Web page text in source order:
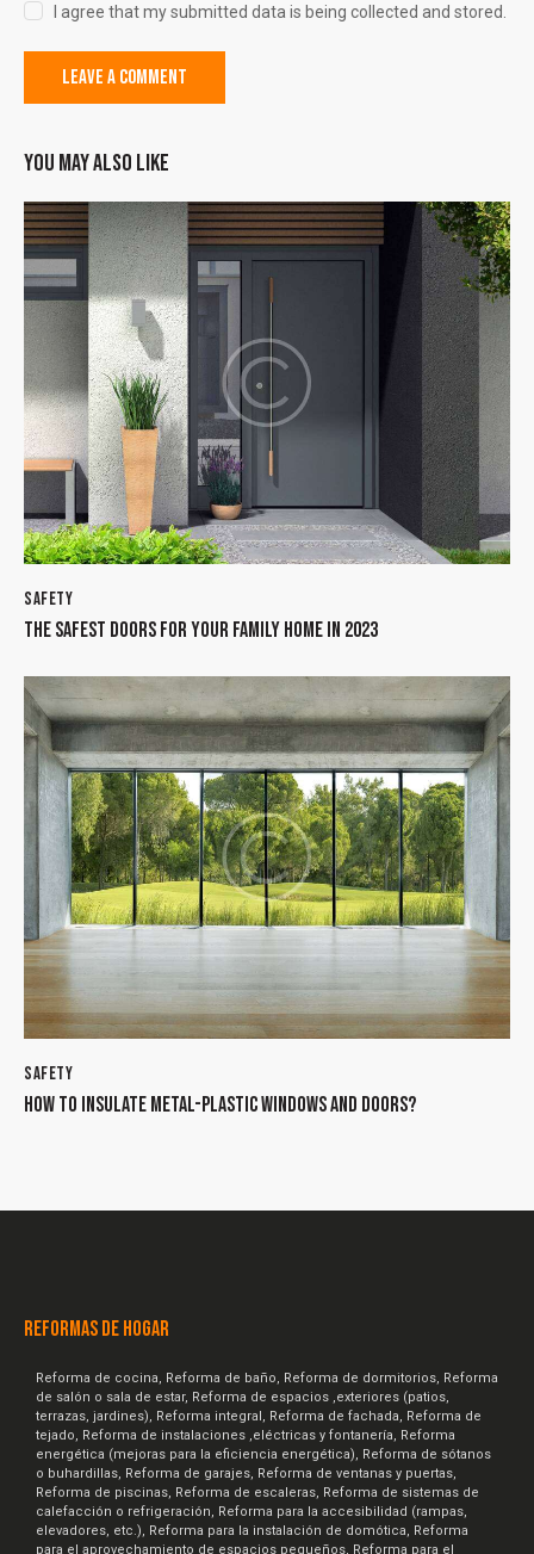
I agree that my submitted data is being collected and stored.
YOU MAY ALSO LIKE
SAFETY
THE SAFEST DOORS FOR YOUR FAMILY HOME IN 2023
SAFETY
HOW TO INSULATE METAL-PLASTIC WINDOWS AND DOORS?
REFORMAS DE HOGAR
Reforma de cocina, Reforma de baño, Reforma de dormitorios, Reforma
de salón o sala de estar, Reforma de espacios ,exteriores (patios,
terrazas, jardines), Reforma integral, Reforma de fachada, Reforma de
tejado, Reforma de instalaciones ,eléctricas y fontanería, Reforma
energética (mejoras para la eficiencia energética), Reforma de sótanos
o buhardillas, Reforma de garajes, Reforma de ventanas y puertas,
Reforma de piscinas, Reforma de escaleras, Reforma de sistemas de
calefacción o refrigeración, Reforma para la accesibilidad (rampas,
elevadores, etc.), Reforma para la instalación de domótica, Reforma
para el aprovechamiento de espacios pequeños, Reforma para el